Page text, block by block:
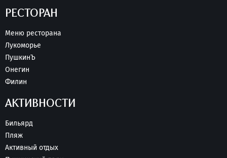
РЕСТОРАН
Меню ресторана
Лукоморье
ПушкинЪ
Онегин
Филин
АКТИВНОСТИ
Бильярд
Пляж
Активный отдых